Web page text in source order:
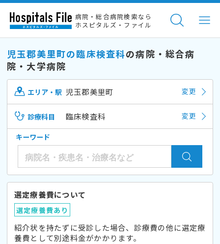
病院・総合病院検索なら
ホスピタルズ・ファイル
児玉郡美里町の臨床検査科の病院・総合病
院・大学病院
エリア・駅 児玉郡美里町 変更
診療科目 臨床検査科 変更
キーワード
選定療養費について
選定療養費あり
紹介状を持たずに受診した場合、診療費の他に選定療
養費として別途料金がかかります。